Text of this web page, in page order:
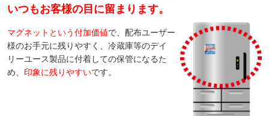
いつもお客様の目に留まります。
マグネットという付加価値で、配布ユーザー
様のお手元に残りやすく、冷蔵庫等のデイ
リーユース製品に付着しての保管になるた
め、 印象に残りやすいです。